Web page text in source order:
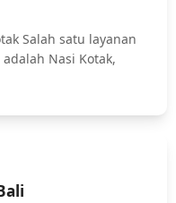
Salah satu layanan
Nasi Kotak,